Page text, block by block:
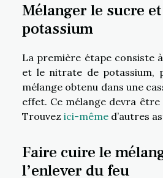
Mélanger le sucre
potassium
La première étape consiste
et le nitrate de potassium,
mélange obtenu dans une
effet. Ce mélange devra être
Trouvez ici-même d’autres
Faire cuire le
l’enlever du feu